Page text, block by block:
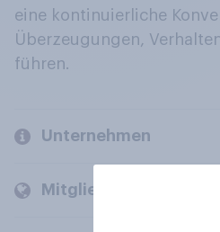
eine kontinuierliche
Überzeugungen,
führen.
Unternehmen
Mitglieder und Kunden